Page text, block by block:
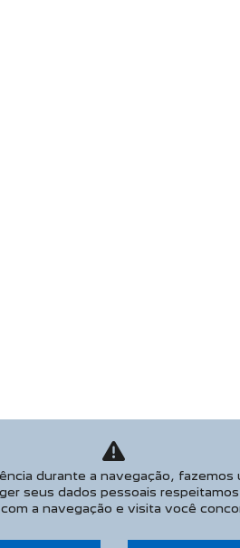
durante a navegação, fazemos
seus dados pessoais
a navegação e visita você